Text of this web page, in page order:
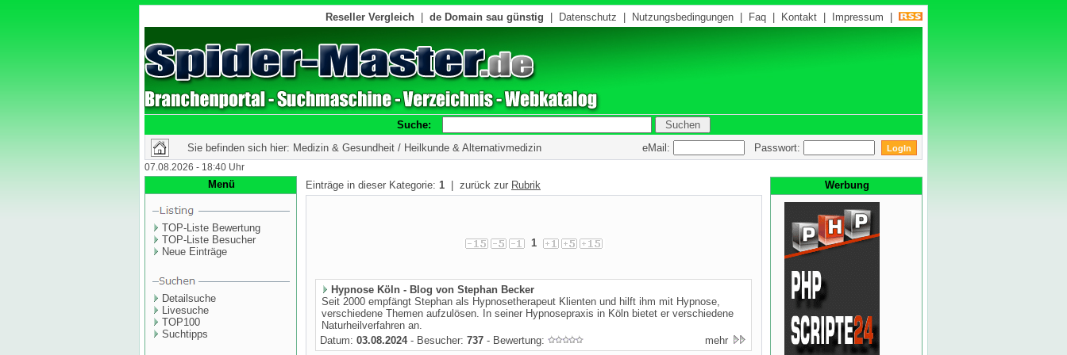
Reseller Vergleich de Domain sau günstig Datenschutz Nutzungsbedingungen Faq Kontakt Impressum
Suche:
Sie befinden sich hier: Medizin & Gesundheit / Heilkunde & Alternativmedizin
eMail: Passwort:
07.08.2026 - 18:40 Uhr
Menü
TOP-Liste Bewertung
TOP-Liste Besucher
Neue Einträge
Detailsuche
Livesuche
TOP100
Suchtipps
Einträge in dieser Kategorie: 1 | zurück zur Rubrik
1
Hypnose Köln - Blog von Stephan Becker
Seit 2000 empfängt Stephan als Hypnosetherapeut Klienten und hilft ihm mit Hypnose,
verschiedene Themen aufzulösen. In seiner Hypnosepraxis in Köln bietet er verschiedene
Naturheilverfahren an.
Datum: 03.08.2024- Besucher: 737 - Bewertung: mehr
Werbung